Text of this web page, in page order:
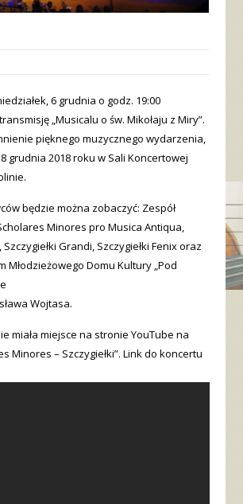
6 grudnia o godz. 19:00
„Musicalu o św. Mikołaju z Miry”.
pięknego muzycznego wydarzenia,
grudnia 2018 roku w Sali Koncertowej
będzie można zobaczyć: Zespół
Minores pro Musica Antiqua,
Szczygiełki Grandi, Szczygiełki Fenix oraz
Młodzieżowego Domu Kultury „Pod
Wojtasa.
miała miejsce na stronie YouTube na
Minores – Szczygiełki”. Link do koncertu